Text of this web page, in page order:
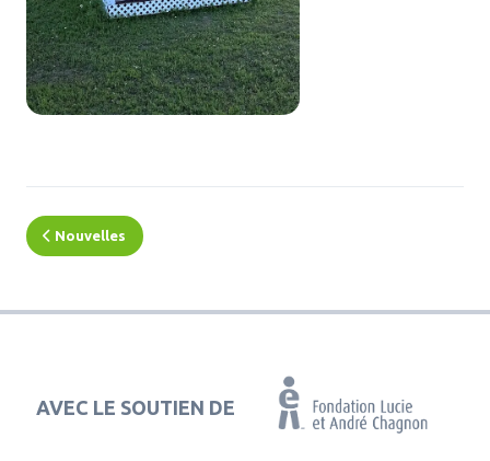
Nouvelles
AVEC LE SOUTIEN DE